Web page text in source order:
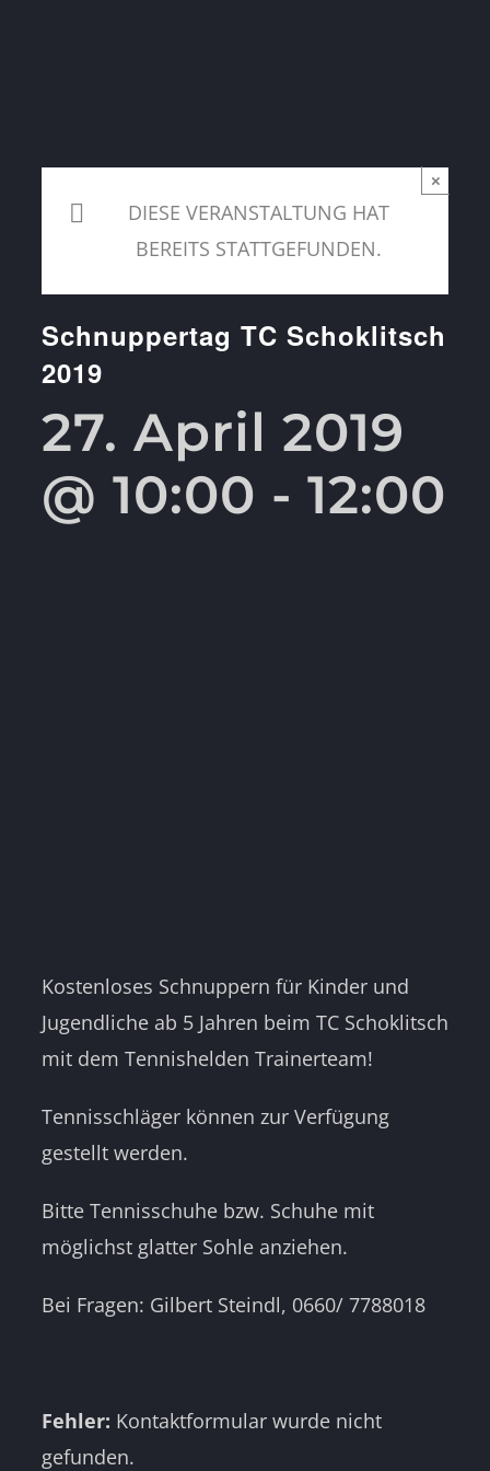
DIESE VERANSTALTUNG HAT
BEREITS STATTGEFUNDEN.
×
Schnuppertag TC Schoklitsch
2019
27. April 2019
@ 10:00 - 12:00
Kostenloses Schnuppern für Kinder und
Jugendliche ab 5 Jahren beim TC Schoklitsch
mit dem Tennishelden Trainerteam!
Tennisschläger können zur Verfügung
gestellt werden.
Bitte Tennisschuhe bzw. Schuhe mit
möglichst glatter Sohle anziehen.
Bei Fragen: Gilbert Steindl, 0660/ 7788018
Fehler: Kontaktformular wurde nicht
gefunden.